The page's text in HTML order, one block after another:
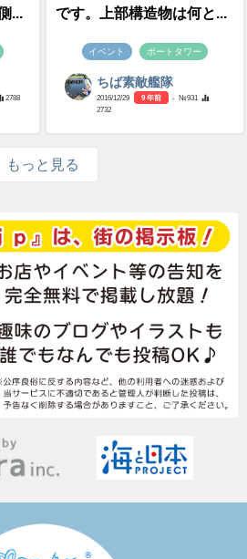
...
2788
です。上部構造物は何と...
イベント ポートタワー
ちば素敵艦隊
2016/12/29 9 年前
- №931
2732
もっと見る